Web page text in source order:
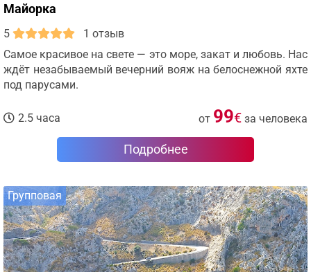
Майорка
5
1 отзыв
Самое красивое на свете — это море, закат и любовь. Нас
ждёт незабываемый вечерний вояж на белоснежной яхте
под парусами.
2.5 часа от 99€ за человека
Подробнее
Групповая